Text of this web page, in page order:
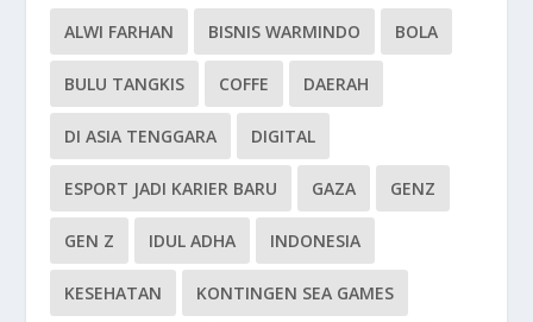
ALWI FARHAN BISNIS WARMINDO BOLA
BULU TANGKIS COFFE DAERAH
DI ASIA TENGGARA DIGITAL
ESPORT JADI KARIER BARU GAZA GENZ
GEN Z IDUL ADHA INDONESIA
KESEHATAN KONTINGEN SEA GAMES